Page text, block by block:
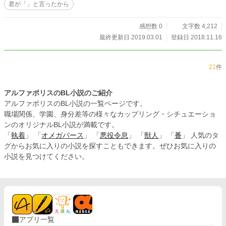
になっていく。それでも人生に何の期待も抱いていない尚貴
われるがままに誰にでも抱かれる尚貴に対し、自分で命じた
のにも関わらず何故か不愉快を感じ、敬聖はある日、尚貴に
性が薄く、唯々諾々と支配されてしまう少年、尚貴。 格式高
い金持ちの家に生まれ、人間は支配するものだと幼い頃より
のない性行為。複数人による性暴力。 それでも逆らうことな
く享受する尚貴を苦しめたくて、敬聖は絶対に言ってはいけ
ない一言を放ってしまう。 不器用な俺様傲慢×自主性の薄い
苦学生 シリーズ第一部。予定では三部構成です。 現在、連載
作品が多いのでこれ以上は連載を増やせません。幾つか連載
作品を完結させてから書く予定です。書きたい欲がどうにも
ならない時には少しづつ更新されるかもしれませんが基本は
連載作品を優先させて頂きます。申し訳御座いません。 ＊不
定期更新。 性的描写があります故、高校生含む18歳未満の方
含みますので、お気を付け下さい。 此方の作品は、作者の妄
想によるフィクションであり、実際のものとは一切の関係も
御座いません。 また、作者は専門家ではありませんので、間
君が「」と言ったから
感想数 0
文字数 4,212
最終更新日 2019.03.01
登録日 2018.11.16
21件
アルファポリスのBL小説のご紹介
アルファポリスのBL小説の一覧ページです。
職場関係、学園、身分差等の様々なカップリング・シチュエーショ
ンのオリジナルBL小説が満載です。
「 執着 」 「 オメガバース 」 「 悪役令息 」 「 獣人 」 「 番 」 人気のタ
グからお気に入りの小説を探すこともできます。ぜひお気に入りの
小説を見つけてください。
アプリ一覧